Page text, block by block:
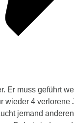
Er muss geführt
wieder 4 verlorene
jemand